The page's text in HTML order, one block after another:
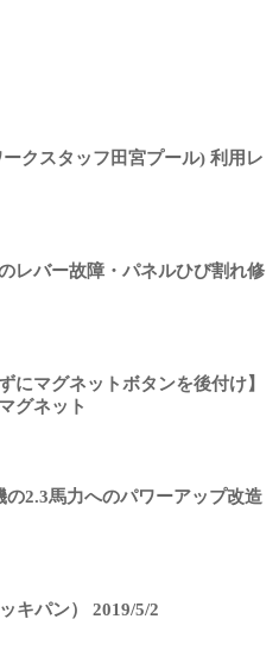
クスタッフ田宮プール) 利用レ
レバー故障・パネルひび割れ修
にマグネットボタンを後付け】
グネット
の2.3馬力へのパワーアップ改造
キパン） 2019/5/2